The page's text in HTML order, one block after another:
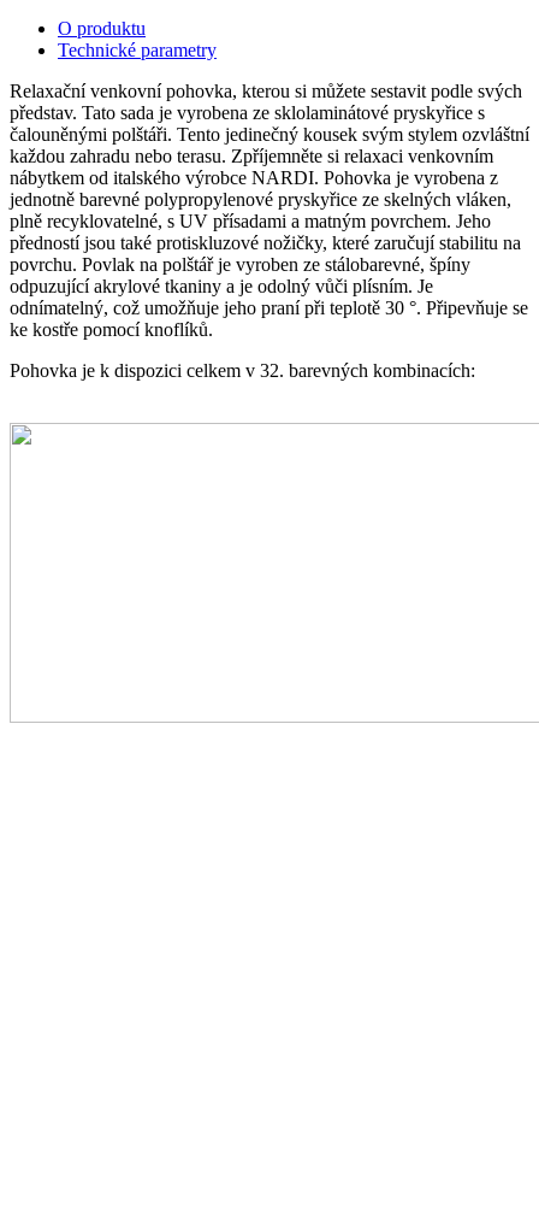
O produktu
Technické parametry
Relaxační venkovní pohovka, kterou si můžete sestavit podle svých
představ. Tato sada je vyrobena ze sklolaminátové pryskyřice s
čalouněnými polštáři. Tento jedinečný kousek svým stylem ozvláštní
každou zahradu nebo terasu. Zpříjemněte si relaxaci venkovním
nábytkem od italského výrobce NARDI. Pohovka je vyrobena z
jednotně barevné polypropylenové pryskyřice ze skelných vláken,
plně recyklovatelné, s UV přísadami a matným povrchem. Jeho
předností jsou také protiskluzové nožičky, které zaručují stabilitu na
povrchu. Povlak na polštář je vyroben ze stálobarevné, špíny
odpuzující akrylové tkaniny a je odolný vůči plísním. Je
odnímatelný, což umožňuje jeho praní při teplotě 30 °. Připevňuje se
ke kostře pomocí knoflíků.
Pohovka je k dispozici celkem v 32. barevných kombinacích: